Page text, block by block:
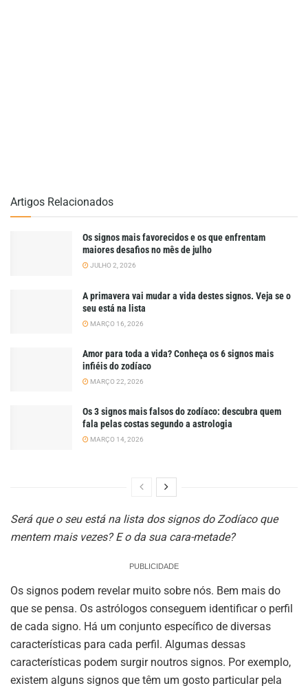
Artigos Relacionados
Os signos mais favorecidos e os que enfrentam
maiores desafios no mês de julho
JULHO 2, 2026
A primavera vai mudar a vida destes signos. Veja se o
seu está na lista
MARÇO 16, 2026
Amor para toda a vida? Conheça os 6 signos mais
infiéis do zodíaco
MARÇO 22, 2026
Os 3 signos mais falsos do zodíaco: descubra quem
fala pelas costas segundo a astrologia
MARÇO 14, 2026
Será que o seu está na lista dos signos do Zodíaco que
mentem mais vezes? E o da sua cara-metade?
PUBLICIDADE
Os signos podem revelar muito sobre nós. Bem mais do
que se pensa. Os astrólogos conseguem identificar o perfil
de cada signo. Há um conjunto específico de diversas
características para cada perfil. Algumas dessas
características podem surgir noutros signos. Por exemplo,
existem alguns signos que têm um gosto particular pela